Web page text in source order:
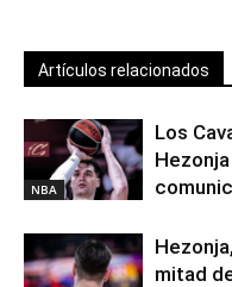
Artículos relacionados
NBA
Los
mitad